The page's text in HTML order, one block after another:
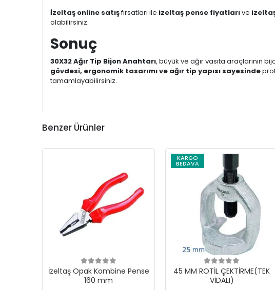
İzeltaş online satışfırsatları ile izeltaş pense fiyatlarıve
olabilirsiniz.
Sonuç
30X32 Ağır Tip Bijon Anahtarı, büyük ve ağır vasıta araçlarının
gövdesi, ergonomik tasarımı ve ağır tip yapısı sayesinde
tamamlayabilirsiniz.
Benzer Ürünler
İzeltaş Opak Kombine Pense
160 mm
KARGO
BEDAVA
45 MM ROTİL ÇEKTİRME(TEK
VİDALI)